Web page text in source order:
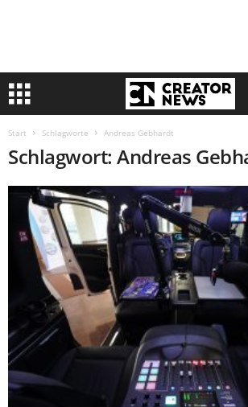
Start Schlagworte Andreas Gebhardt
Schlagwort: Andreas